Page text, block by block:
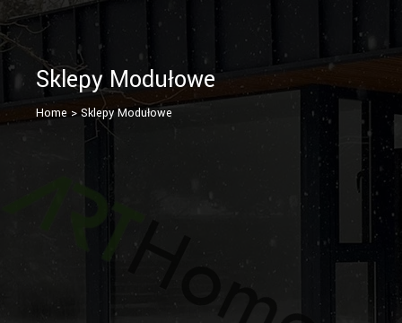
Sklepy Modułowe
Home > Sklepy Modułowe